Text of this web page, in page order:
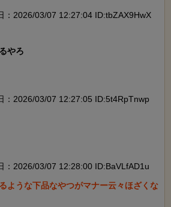
：2026/03/07 12:27:04 ID:tbZAX9HwX
やろ
：2026/03/07 12:27:05 ID:5t4RpTnwp
：2026/03/07 12:28:00 ID:BaVLfAD1u
ような下品なやつがマナー云々ほざくな